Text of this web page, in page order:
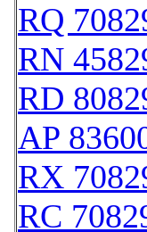
RQ
RN
RD
AP
RX
RC